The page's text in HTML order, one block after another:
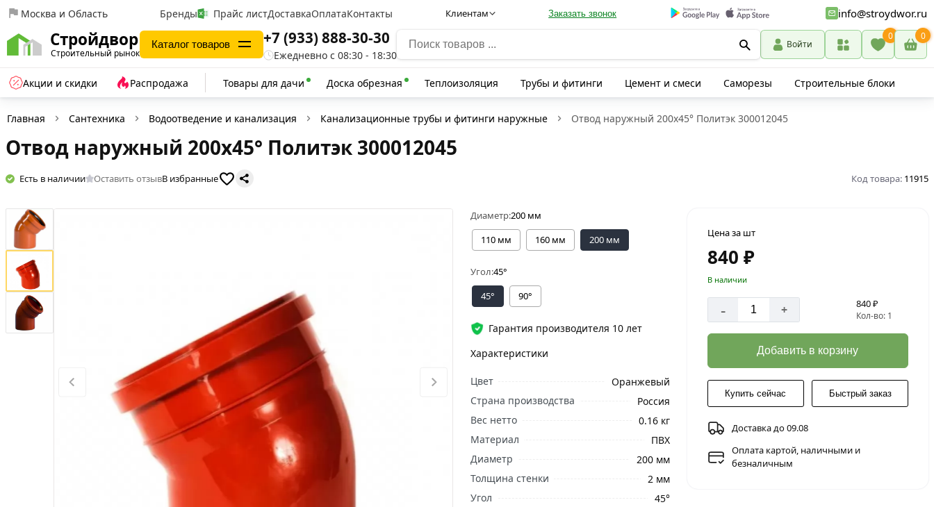
Москва и Область Бренды Прайс листДоставкаОплатаКонтакты Клиентам Заказать звонок info@stroydwor.ru
Стройдвор
Строительный рынок
Каталог товаров +7 (933) 888-30-30
Ежедневно с 08:30 - 18:30
Войти
0 0
Акции и скидки Распродажа Товары для дачи Доска обрезная Теплоизоляция Трубы и фитинги Цемент и смеси Саморезы Строительные блоки
Главная Сантехника Водоотведение и канализация Канализационные трубы и фитинги наружные Отвод наружный 200х45° Политэк 300012045
Отвод наружный 200х45° Политэк 300012045
Есть в наличии Оставить отзывВ избранные Код товара: 11915
Диаметр:200 мм
110 мм
160 мм 200 мм
Угол:45°
45°
90°
Гарантия производителя 10 лет
Характеристики
Цвет
Оранжевый
Страна производства
Россия
Вес нетто
0.16 кг
Материал
ПВХ
Диаметр
200 мм
Толщина стенки
2 мм
Угол
45°
Цена за шт
840 ₽
В наличии
- + 840 ₽
Кол-во: 1
Добавить в корзину
Купить сейчас Быстрый заказ
Доставка до 09.08
Оплата картой, наличными и
безналичным